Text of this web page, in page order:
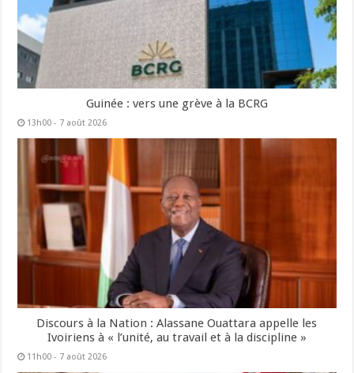
Guinée : vers une grève à la BCRG
13h00 - 7 août 2026
Discours à la Nation : Alassane Ouattara appelle les
Ivoiriens à « l’unité, au travail et à la discipline »
11h00 - 7 août 2026